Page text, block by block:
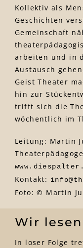
Kollektiv als
Geschichten
Gemeinschaft
arbeiten und in
Austausch
Geist Theater
hin zur
trifft sich die
wöchentlich im
Leitung: Martin
Kontakt:
Foto: © Martin
Wir
In loser Folge